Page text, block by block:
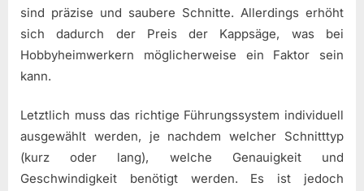
sind präzise und saubere Schnitte. Allerdings erhöht
sich dadurch der Preis der Kappsäge, was bei
Hobbyheimwerkern möglicherweise ein Faktor sein
kann.
Letztlich muss das richtige Führungssystem individuell
ausgewählt werden, je nachdem welcher Schnitttyp
(kurz oder lang), welche Genauigkeit und
Geschwindigkeit benötigt werden. Es ist jedoch